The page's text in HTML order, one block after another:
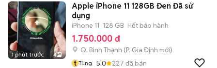
1 phút trước 4
Apple iPhone 11 128GB Đen Đã sử
dụng
iPhone 11 128 GB Hết bảo hành
1.750.000 đ
Q. Bình Thạnh (P. Gia Định mới)
t Tùng 5.0 227 đã bán